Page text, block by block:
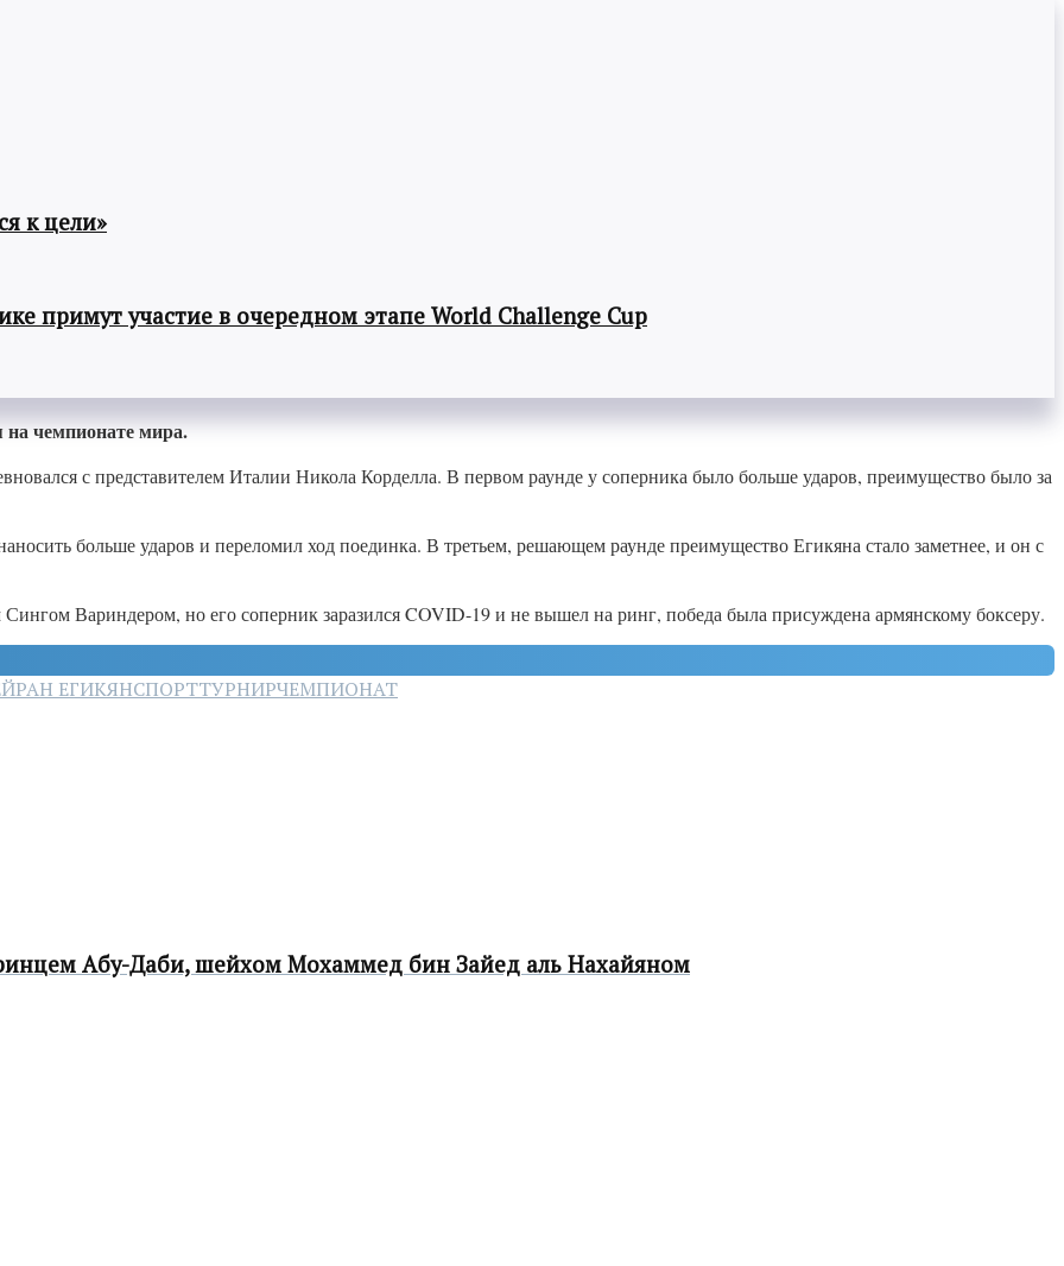
к цели»
примут участие в очередном этапе World Challenge Cup
чемпионате мира.
с представителем Италии Никола Корделла. В первом раунде у соперника было больше ударов, преимущество было за
больше ударов и переломил ход поединка. В третьем, решающем раунде преимущество Егикяна стало заметнее, и он с
Вариндером, но его соперник заразился COVID-19 и не вышел на ринг, победа была присуждена армянскому боксеру.
ЕГИКЯНСПОРТТУРНИРЧЕМПИОНАТ
Абу-Даби, шейхом Мохаммед бин Зайед аль Нахайяном